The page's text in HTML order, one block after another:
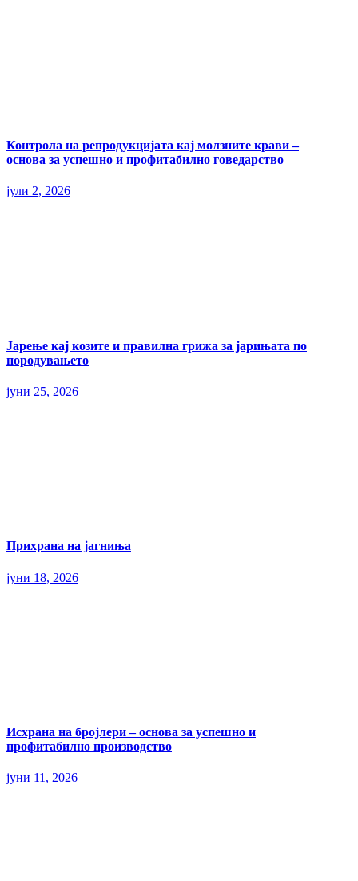
Контрола на репродукцијата кај молзните крави –
основа за успешно и профитабилно говедарство
јули 2, 2026
Јарење кај козите и правилна грижа за јарињата по
породувањето
јуни 25, 2026
Прихрана на јагниња
јуни 18, 2026
Исхрана на бројлери – основа за успешно и
профитабилно производство
јуни 11, 2026